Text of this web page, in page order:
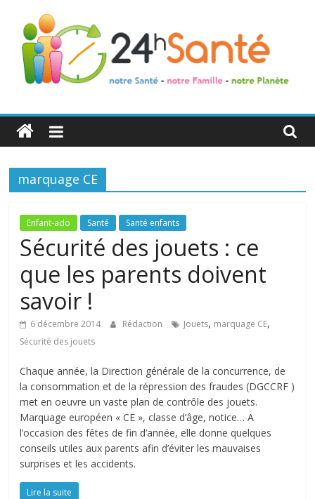
24h
Santé
La
de
toute
famille
marquage CE
Enfant-ado Santé Santé enfants
Sécurité des jouets : ce
que les parents doivent
savoir !
6 décembre 2014 Rédaction Jouets, marquage CE,
Sécurité des jouets
Chaque année, la Direction générale de la concurrence, de
la consommation et de la répression des fraudes (DGCCRF )
met en oeuvre un vaste plan de contrôle des jouets.
Marquage européen « CE », classe d’âge, notice… A
l’occasion des fêtes de fin d’année, elle donne quelques
conseils utiles aux parents afin d’éviter les mauvaises
surprises et les accidents.
Lire la suite